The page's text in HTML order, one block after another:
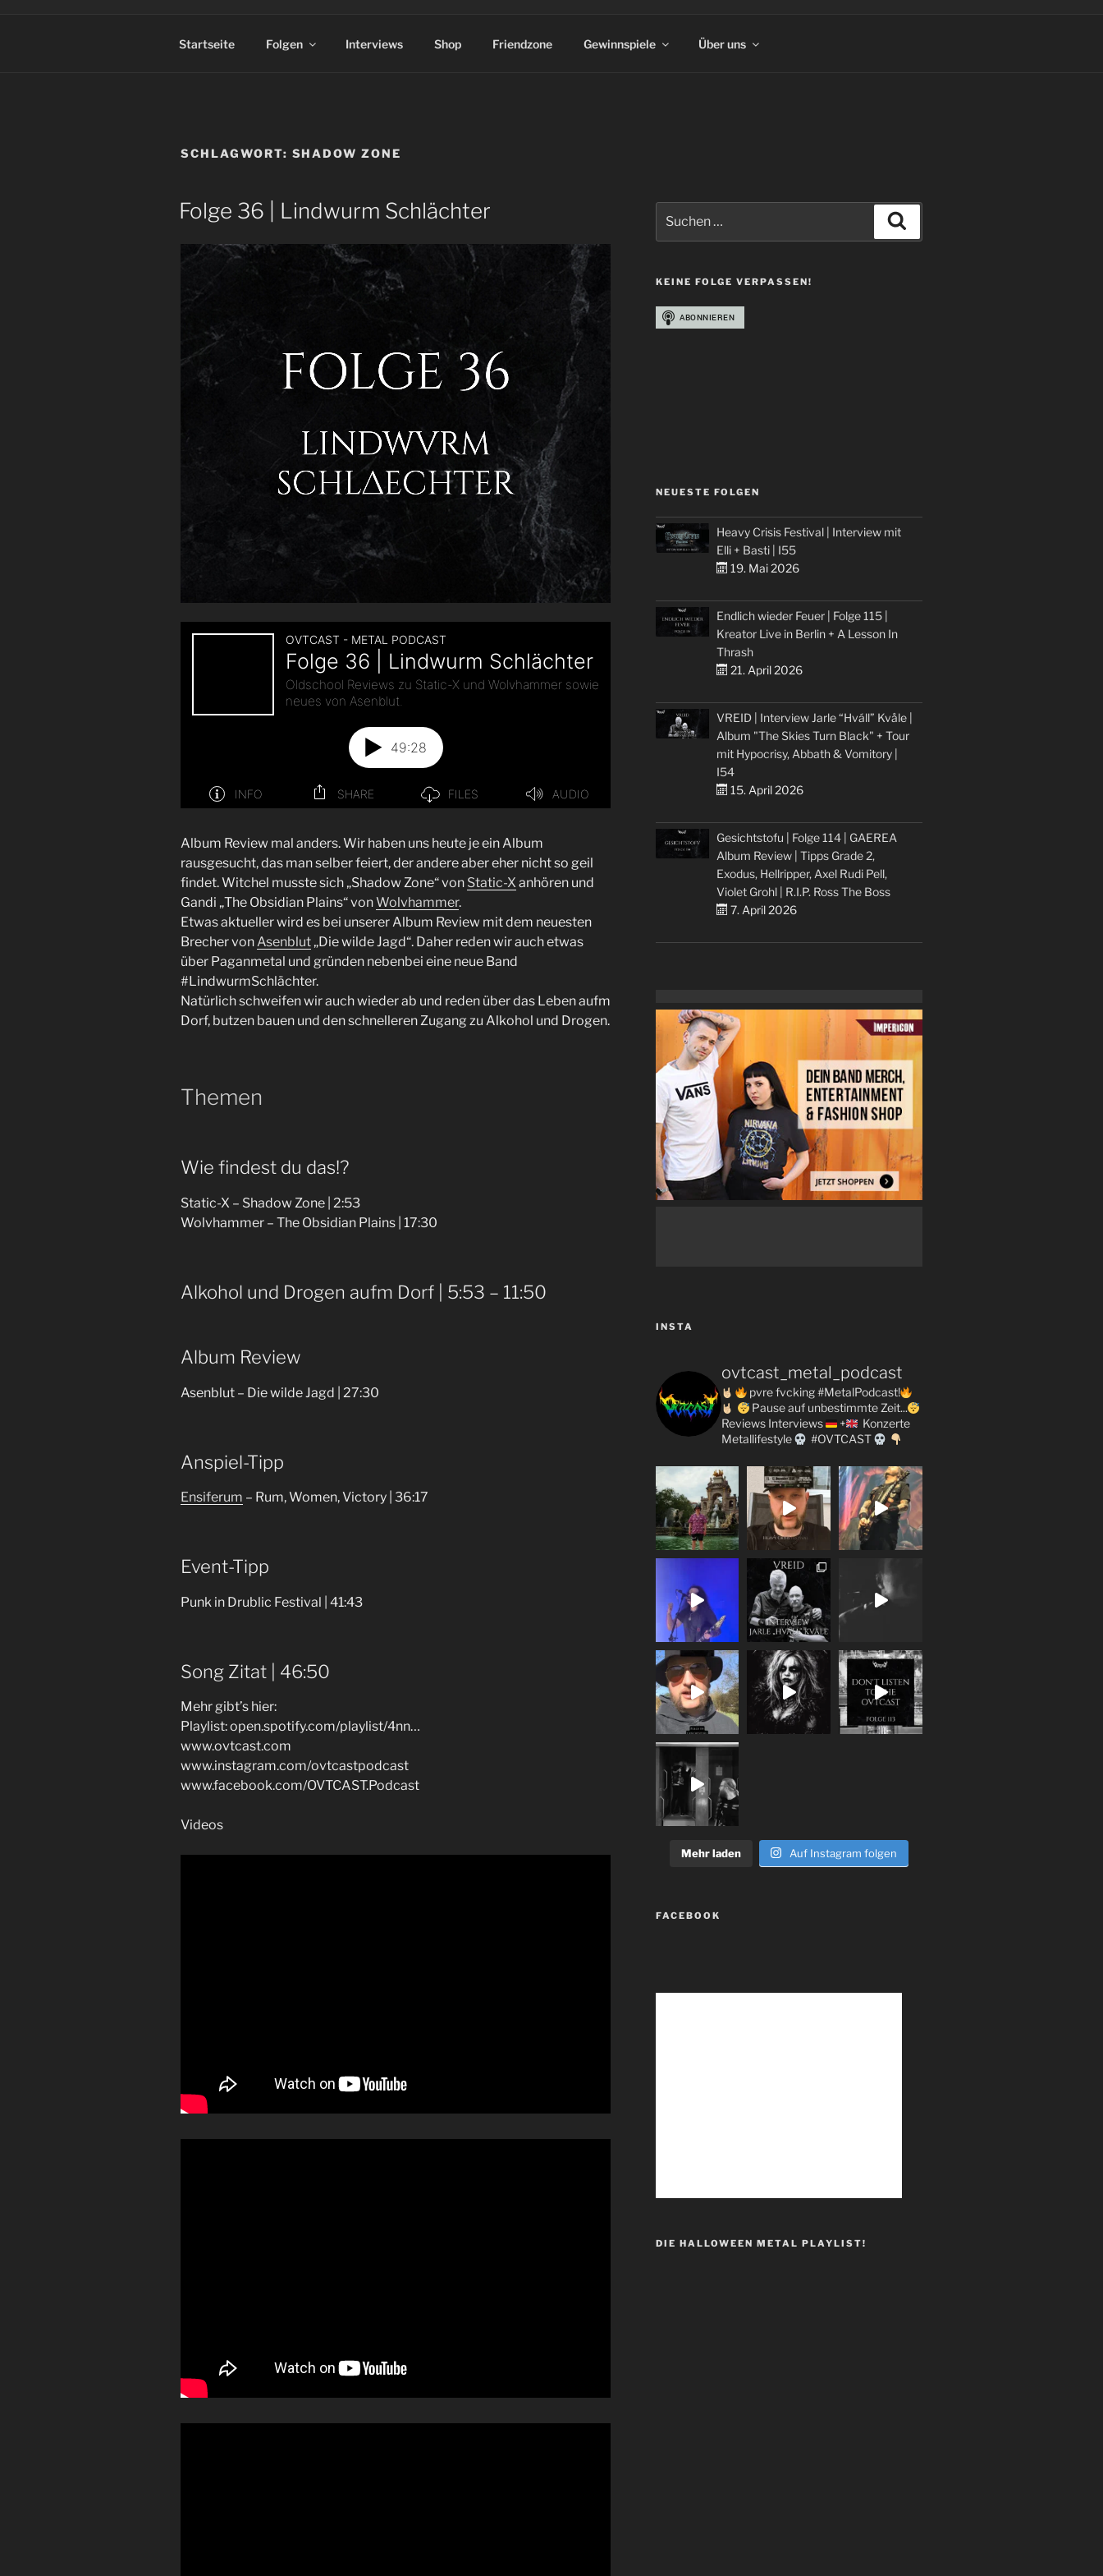
Startseite Folgen Interviews Shop Friendzone Gewinnspiele Über uns
SCHLAGWORT: SHADOW ZONE
Folge 36 | Lindwurm Schlächter
Album Review mal anders. Wir haben uns heute je ein Album
rausgesucht, das man selber feiert, der andere aber eher nicht so geil
findet. Witchel musste sich „Shadow Zone“ von Static-X anhören und
Gandi „The Obsidian Plains“ vonWolvhammer.
Etwas aktueller wird es bei unserer Album Review mit dem neuesten
Brecher vonAsenblut „Die wilde Jagd“. Daher reden wir auch etwas
über Paganmetal und gründen nebenbei eine neue Band
#LindwurmSchlächter.
Natürlich schweifen wir auch wieder ab und reden über das Leben aufm
Dorf, butzen bauen und den schnelleren Zugang zu Alkohol und Drogen.
Themen
Wie findest du das!?
Static-X – Shadow Zone | 2:53
Wolvhammer – The Obsidian Plains | 17:30
Alkohol und Drogen aufm Dorf | 5:53 – 11:50
Album Review
Asenblut – Die wilde Jagd | 27:30
Anspiel-Tipp
Ensiferum – Rum, Women, Victory | 36:17
Event-Tipp
Punk in Drublic Festival | 41:43
Song Zitat | 46:50
Mehr gibt’s hier:
Playlist: open.spotify.com/playlist/4nn…
www.ovtcast.com
www.instagram.com/ovtcastpodcast
www.facebook.com/OVTCAST.Podcast
Videos
nach:
KEINE FOLGE VERPASSEN!
NEUESTE FOLGEN
Heavy Crisis Festival | Interview mit
Elli + Basti | I55
19. Mai 2026
Endlich wieder Feuer | Folge 115 |
Kreator Live in Berlin + A Lesson In
Thrash
21. April 2026
VREID | Interview Jarle “Hváll” Kvåle |
Album "The Skies Turn Black" + Tour
mit Hypocrisy, Abbath & Vomitory |
I54
15. April 2026
Gesichtstofu | Folge 114 | GAEREA
Album Review | Tipps Grade 2,
Exodus, Hellripper, Axel Rudi Pell,
Violet Grohl | R.I.P. Ross The Boss
7. April 2026
INSTA
ovtcast_metal_podcast
pvre fvcking #MetalPodcast!
Pause auf unbestimmte Zeit...
Reviews Interviews +
Konzerte
Metallifestyle
#OVTCAST
Mehr laden Auf Instagram folgen
FACEBOOK
DIE HALLOWEEN METAL PLAYLIST!